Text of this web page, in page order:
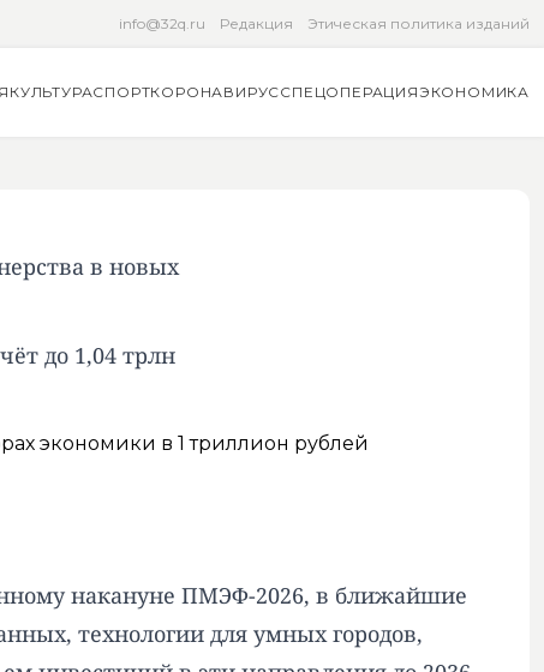
info@32q.ru Редакция Этическая политика изданий
КУЛЬТУРАСПОРТКОРОНАВИРУССПЕЦОПЕРАЦИЯЭКОНОМИКА
в новых
до 1,04 трлн
накануне ПМЭФ-2026, в ближайшие
технологии для умных городов,